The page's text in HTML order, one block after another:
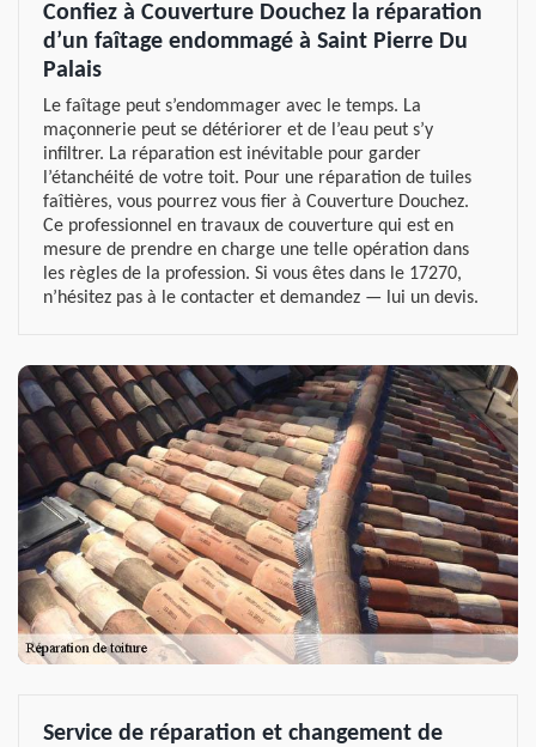
Confiez à Couverture Douchez la réparation
d’un faîtage endommagé à Saint Pierre Du
Palais
Le faîtage peut s’endommager avec le temps. La
maçonnerie peut se détériorer et de l’eau peut s’y
infiltrer. La réparation est inévitable pour garder
l’étanchéité de votre toit. Pour une réparation de tuiles
faîtières, vous pourrez vous fier à Couverture Douchez.
Ce professionnel en travaux de couverture qui est en
mesure de prendre en charge une telle opération dans
les règles de la profession. Si vous êtes dans le 17270,
n’hésitez pas à le contacter et demandez — lui un devis.
Service de réparation et changement de